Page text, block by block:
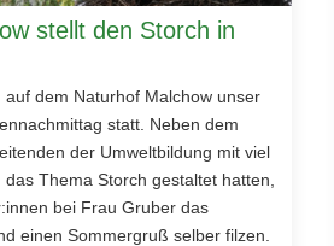
stellt den Storch in
dem Naturhof Malchow unser
statt. Neben dem
der Umweltbildung mit viel
Thema Storch gestaltet hatten,
bei Frau Gruber das
einen Sommergruß selber filzen.